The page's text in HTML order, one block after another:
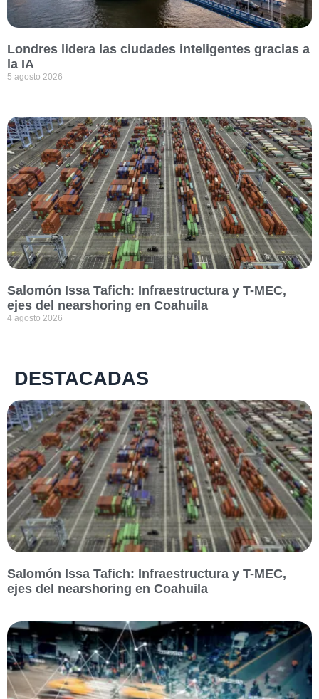
Londres lidera las ciudades inteligentes gracias a
la IA
5 agosto 2026
Salomón Issa Tafich: Infraestructura y T-MEC,
ejes del nearshoring en Coahuila
4 agosto 2026
DESTACADAS
Salomón Issa Tafich: Infraestructura y T-MEC,
ejes del nearshoring en Coahuila